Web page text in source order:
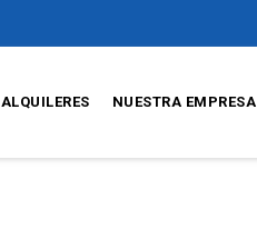
ALQUILERES NUESTRA EMPRESA